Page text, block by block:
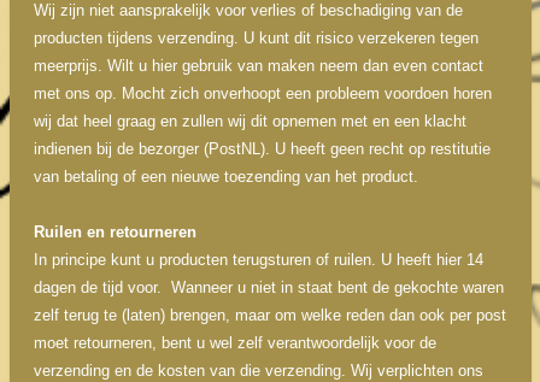
Wij zijn niet aansprakelijk voor verlies of beschadiging van de
producten tijdens verzending. U kunt dit risico verzekeren tegen
meerprijs. Wilt u hier gebruik van maken neem dan even contact
met ons op. Mocht zich onverhoopt een probleem voordoen horen
wij dat heel graag en zullen wij dit opnemen met en een klacht
indienen bij de bezorger (PostNL). U heeft geen recht op restitutie
van betaling of een nieuwe toezending van het product.
Ruilen en retourneren
In principe kunt u producten terugsturen of ruilen. U heeft hier 14
dagen de tijd voor. Wanneer u niet in staat bent de gekochte waren
zelf terug te (laten) brengen, maar om welke reden dan ook per post
moet retourneren, bent u wel zelf verantwoordelijk voor de
verzending en de kosten van die verzending. Wij verplichten ons